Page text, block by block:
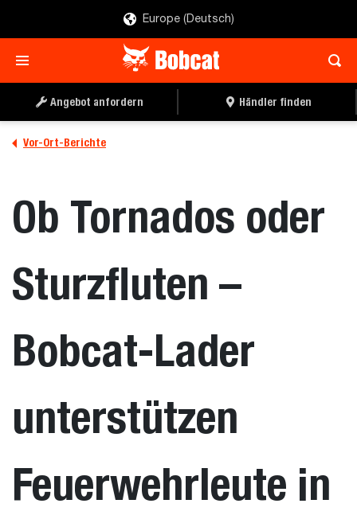
Europe (Deutsch)
Angebot anfordern Händler finden
Vor-Ort-Berichte
Ob Tornados oder
Sturzfluten –
Bobcat-Lader
unterstützen
Feuerwehrleute in